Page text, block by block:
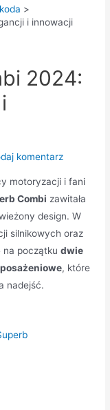
i innowacji
2024:
komentarz
motoryzacji i fani
Combi zawitała
design. W
silnikowych oraz
na początkudwie
, które
nadejść.